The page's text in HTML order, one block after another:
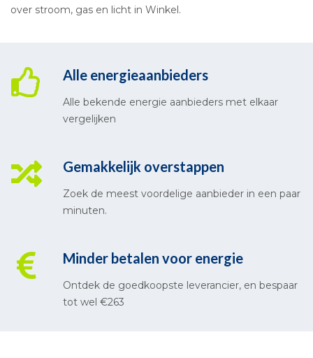
over stroom, gas en licht in Winkel.
Alle energieaanbieders
Alle bekende energie aanbieders met elkaar
vergelijken
Gemakkelijk overstappen
Zoek de meest voordelige aanbieder in een paar
minuten.
Minder betalen voor energie
Ontdek de goedkoopste leverancier, en bespaar
tot wel €263